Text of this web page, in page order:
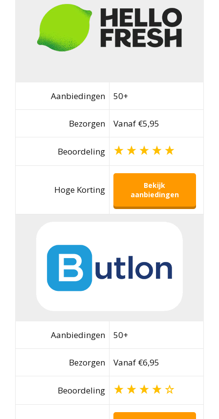
Aanbiedingen 50+
Bezorgen Vanaf €5,95
Beoordeling
Hoge Korting
Bekijk
aanbiedingen
Aanbiedingen 50+
Bezorgen Vanaf €6,95
Beoordeling